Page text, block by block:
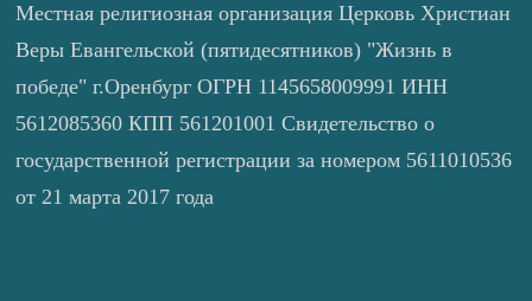
Местная религиозная организация Церковь Христиан
Веры Евангельской (пятидесятников) "Жизнь в
победе" г.Оренбург ОГРН 1145658009991 ИНН
5612085360 КПП 561201001 Свидетельство о
государственной регистрации за номером 5611010536
от 21 марта 2017 года